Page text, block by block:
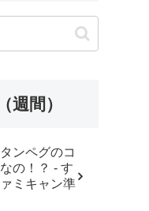
週間）
ンペグのコ
の！？ - す
ミキャン準